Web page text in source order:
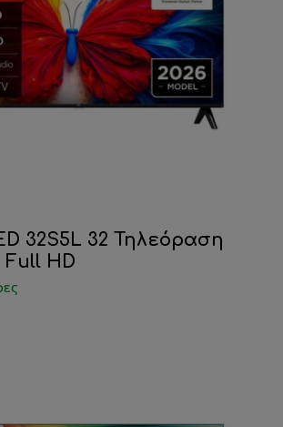
32S5L 32 Τηλεόραση
HD